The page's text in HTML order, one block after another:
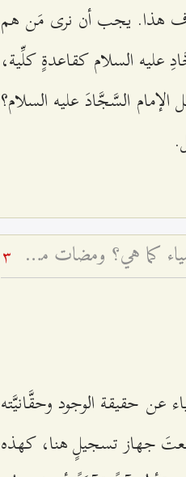
هذا. يجب أن نرى مَن هم
عليه السلام كقاعدةٍ كلِّية،
السَّجَّادَ عليه السلام؟
شهادة الأشياء وحقيقتها التكوينية في ميزان العرفان - كيف نرى الأشياء كما هي؟ ومضات من سلوك الأولياء وتواضعهم 3
عن حقيقة الوجود وحقَّانيَّته
جهاز تسجيلٍ هنا، كهذه